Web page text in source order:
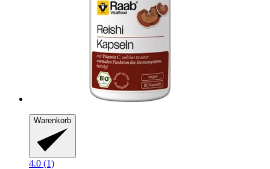
Warenkorb
4.0 (1)